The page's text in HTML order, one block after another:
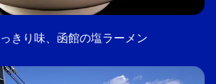
きり味、函館の塩ラーメン